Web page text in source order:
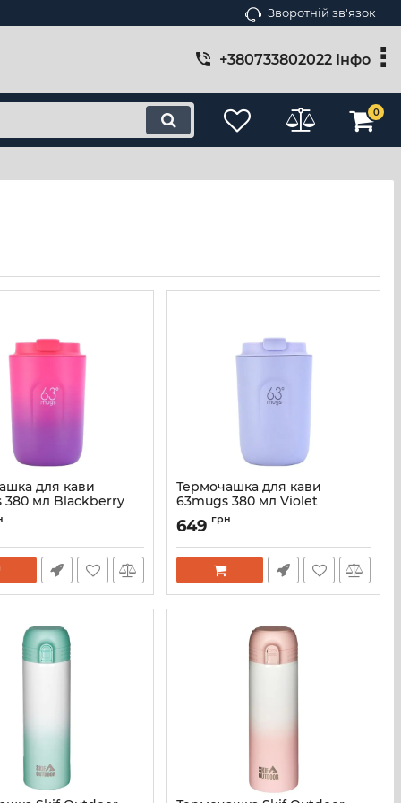
Зворотній зв'язок
+380733802022 Інфо
0
для кави
380 мл Blackberry
ozhina
Термочашка для кави
63mugs 380 мл Violet
Артикул: 0063-fialkova
649 грн